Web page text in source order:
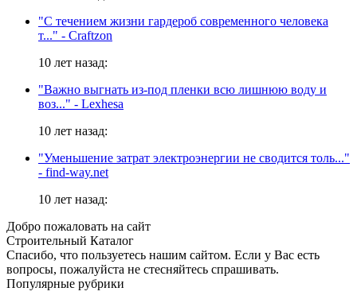
"С течением жизни гардероб современного человека
т..." - Craftzon
10 лет назад:
"Важно выгнать из-под пленки всю лишнюю воду и
воз..." - Lexhesa
10 лет назад:
"Уменьшение затрат электроэнергии не сводится толь..."
- find-way.net
10 лет назад:
Добро пожаловать на сайт
Строительный Каталог
Спасибо, что пользуетесь нашим сайтом. Если у Вас есть
вопросы, пожалуйста не стесняйтесь спрашивать.
Популярные рубрики